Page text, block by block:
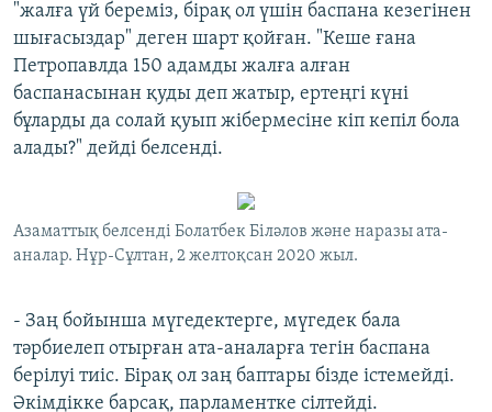
"жалға үй береміз, бірақ ол үшін баспана кезегінен
шығасыздар" деген шарт қойған. "Кеше ғана
Петропавлда 150 адамды жалға алған
баспанасынан қуды деп жатыр, ертеңгі күні
бұларды да солай қуып жібермесіне кіп кепіл бола
алады?" дейді белсенді.
Азаматтық белсенді Болатбек Біләлов және наразы ата-
аналар. Нұр-Сұлтан, 2 желтоқсан 2020 жыл.
- Заң бойынша мүгедектерге, мүгедек бала
тәрбиелеп отырған ата-аналарға тегін баспана
берілуі тиіс. Бірақ ол заң баптары бізде істемейді.
Әкімдікке барсақ, парламентке сілтейді.